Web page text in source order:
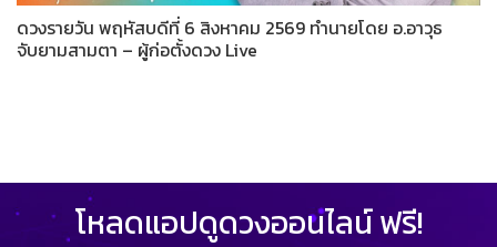
ดวงรายวัน พฤหัสบดีที่ 6 สิงหาคม 2569 ทำนายโดย อ.อาวุธ
จับยามสามตา – ผู้ก่อตั้งดวง Live
โหลดแอปดูดวงออนไลน์ ฟรี!